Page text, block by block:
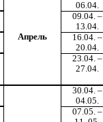
Апрель
06.04.
09.04. –
13.04.
16.04. –
20.04.
23.04. –
27.04.
30.04. –
04.05.
07.05. –